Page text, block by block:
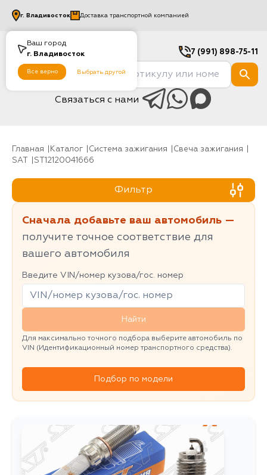
Ваш город
г. Владивосток
Все верно Выбрать другой
г. Владивосток Доставка транспортной компанией
7 (991) 898-75-11
Связаться с нами
Главная Каталог Система зажигания
Свеча зажигания
SAT
ST12120041666
Фильтр
Сначала добавьте ваш автомобиль —
получите точное соответствие для
вашего автомобиля
Введите VIN/номер кузова/гос. номер
Найти
Для максимально точного подбора выберите автомобиль по
VIN (Идентификационный номер транспортного средства).
Подбор по модели